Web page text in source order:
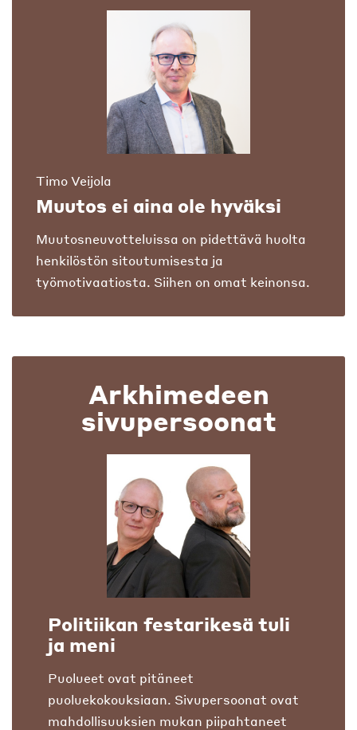
Timo Veijola
Muutos ei aina ole hyväksi
Muutosneuvotteluissa on pidettävä huolta
henkilöstön sitoutumisesta ja
työmotivaatiosta. Siihen on omat keinonsa.
Arkhimedeen
sivupersoonat
Politiikan festarikesä tuli
ja meni
Puolueet ovat pitäneet
puoluekokouksiaan. Sivupersoonat ovat
mahdollisuuksien mukan piipahtaneet